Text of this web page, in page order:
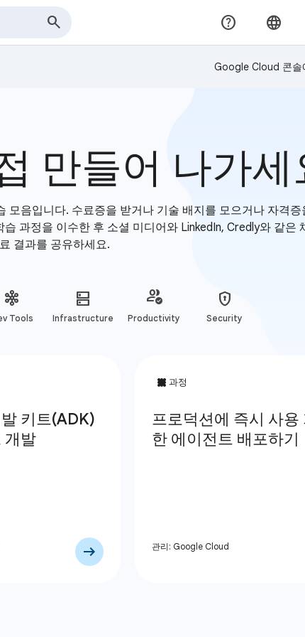
Google Cloud 콘솔
만들어 나가세
음입니다. 수료증을 받거나 기술 배지를 모으거나 자격증
과정을 이수한 후 소셜 미디어와 LinkedIn, Credly와 같은
결과를 공유하세요.
Tools Infrastructure Productivity Security
관리: Google Cloud